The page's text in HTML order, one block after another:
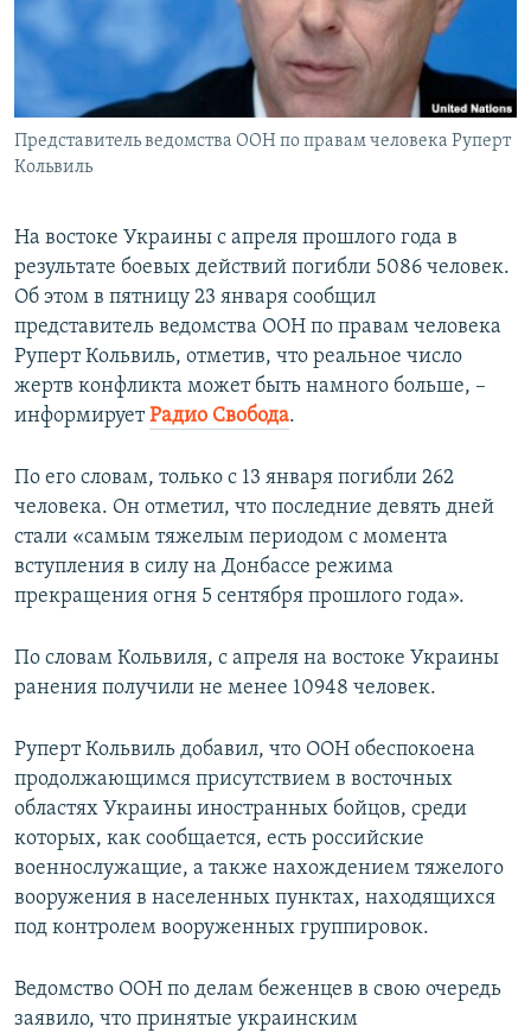
КРЫМ.НЕПОКОРЕННЫЙ
ELIFBE
УКРАИНСКАЯ ПРОБЛЕМА КРЫМА
Представитель ведомства ООН по правам человека Руперт
Кольвиль
На востоке Украины с апреля прошлого года в
результате боевых действий погибли 5086 человек.
Об этом в пятницу 23 января сообщил
представитель ведомства ООН по правам человека
Руперт Кольвиль, отметив, что реальное число
жертв конфликта может быть намного больше, –
информируетРадио Свобода.
По его словам, только с 13 января погибли 262
человека. Он отметил, что последние девять дней
стали «самым тяжелым периодом с момента
вступления в силу на Донбассе режима
прекращения огня 5 сентября прошлого года».
По словам Кольвиля, с апреля на востоке Украины
ранения получили не менее 10948 человек.
Руперт Кольвиль добавил, что ООН обеспокоена
продолжающимся присутствием в восточных
областях Украины иностранных бойцов, среди
которых, как сообщается, есть российские
военнослужащие, а также нахождением тяжелого
вооружения в населенных пунктах, находящихся
под контролем вооруженных группировок.
Ведомство ООН по делам беженцев в свою очередь
заявило, что принятые украинским